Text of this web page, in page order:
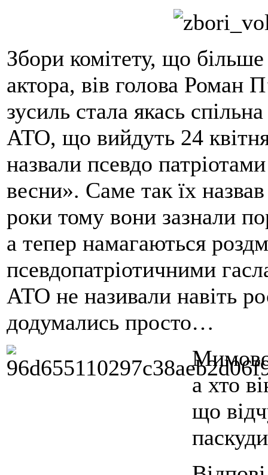
Збори комітету, що
актора, вів голова Роман
зусиль стала якась
АТО, що вийдуть 24
назвали псевдо
весни». Саме так їх
роки тому вони зазнали
а тепер намагаються
псевдопатріотичними
АТО не називали навіть
додумались просто…
а хто
що